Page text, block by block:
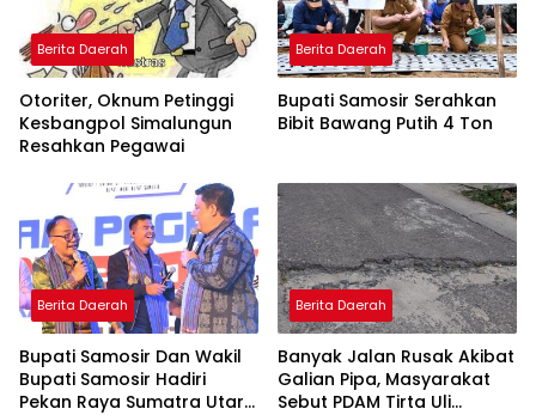
Berita Daerah
Otoriter, Oknum Petinggi
Kesbangpol Simalungun
Resahkan Pegawai
Berita Daerah
Bupati Samosir Serahkan
Bibit Bawang Putih 4 Ton
Berita Daerah
Bupati Samosir Dan Wakil
Bupati Samosir Hadiri
Pekan Raya Sumatra Utara
Berita Daerah
Banyak Jalan Rusak Akibat
Galian Pipa, Masyarakat
Sebut PDAM Tirta Uli